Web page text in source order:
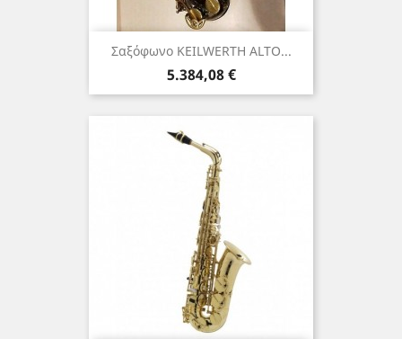
Σαξόφωνο KEILWERTH ALTO...
Τιμή
5.384,08 €